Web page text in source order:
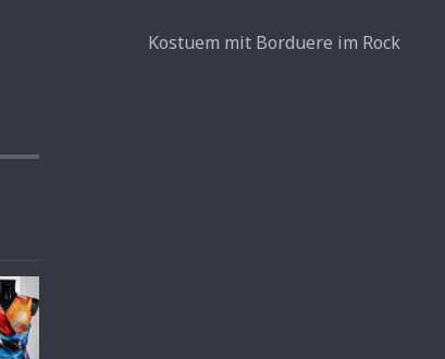
Kostuem mit Borduere im Rock